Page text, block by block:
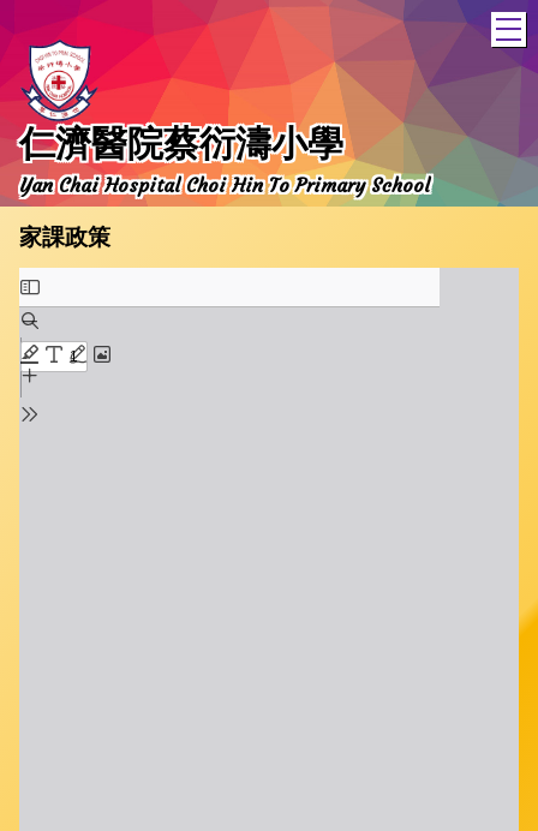
仁濟醫院蔡衍濤小學
Yan Chai Hospital Choi Hin To Primary School
家課政策